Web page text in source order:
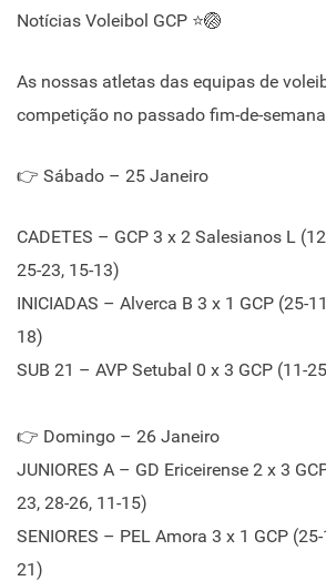
Notícias Voleibol GCP ⭐🏐
As nossas atletas das equipas de
competição no passado fim-de-
👉 Sábado – 25 Janeiro
CADETES – GCP 3 x 2 Salesianos L
25-23, 15-13)
INICIADAS – Alverca B 3 x 1 GCP (25-
18)
SUB 21 – AVP Setubal 0 x 3 GCP (11-
👉 Domingo – 26 Janeiro
JUNIORES A – GD Ericeirense 2 x 3
23, 28-26, 11-15)
SENIORES – PEL Amora 3 x 1 GCP
21)